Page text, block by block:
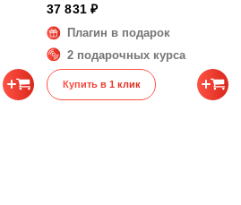
37 831 ₽
Плагин в подарок
2 подарочных курса
Купить в 1 клик